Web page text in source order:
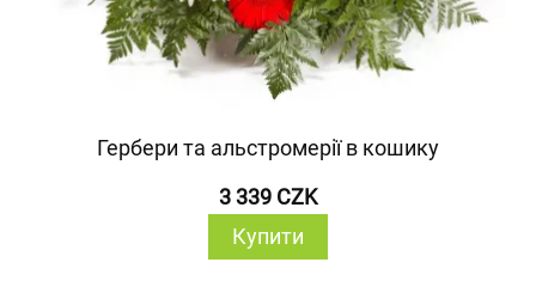
Гербери та альстромерії в кошику
3 339 CZK
Купити